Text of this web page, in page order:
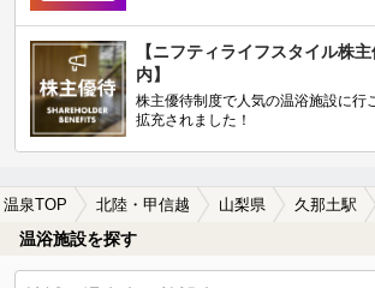
【ニフティライフスタイル株
内】
株主優待制度で人気の温浴施設に行
拡充されました！
温泉TOP 北陸・甲信越 山梨県 久那土駅
温浴施設を探す